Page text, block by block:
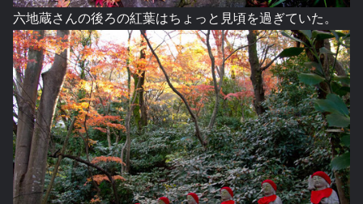
六地蔵さんの後ろの紅葉はちょっと見頃を過ぎていた。